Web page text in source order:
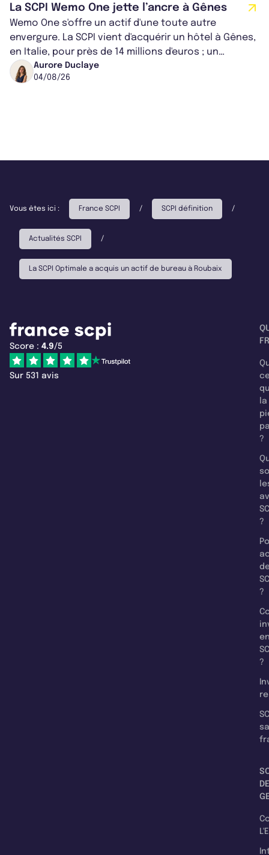
La SCPI Wemo One jette l’ancre à Gênes
Wemo One s'offre un actif d'une toute autre
envergure. La SCPI vient d'acquérir un hôtel à Gênes,
en Italie, pour près de 14 millions d'euros ; un
montant qui fait entorse avec ses...
Aurore Duclaye
04/08/26
Vous êtes ici : France SCPI / SCPI définition /
Actualités SCPI /
La SCPI Optimale a acquis un actif de bureau à Roubaix
Score : 4.9/5
Sur 531 avis
la
?
?
?
?
DE